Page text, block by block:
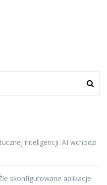
inteligencji: AI wchodzi
skonfigurowane aplikacje